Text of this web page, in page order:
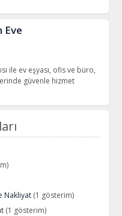
Eve
ile ev eşyası, ofis ve büro,
güvenle hizmet
Nakliyat (1 gösterim)
(1 gösterim)